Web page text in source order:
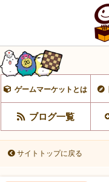
ゲームマーケットとは
ブログ一覧
サイトトップに戻る